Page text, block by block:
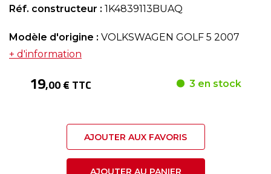
Réf. constructeur : 1K4839113BUAQ
Modèle d'origine : VOLKSWAGEN GOLF 5 2007
+ d'information
19,00 € TTC 3 en stock
AJOUTER AUX FAVORIS
AJOUTER AU PANIER